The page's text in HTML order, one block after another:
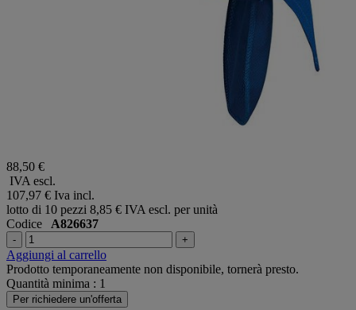
88,50 €
IVA escl.
107,97 € Iva incl.
lotto di 10 pezzi 8,85 € IVA escl. per unità
Codice A826637
- +
Aggiungi al carrello
Prodotto temporaneamente non disponibile, tornerà presto.
Quantità minima : 1
Per richiedere un'offerta